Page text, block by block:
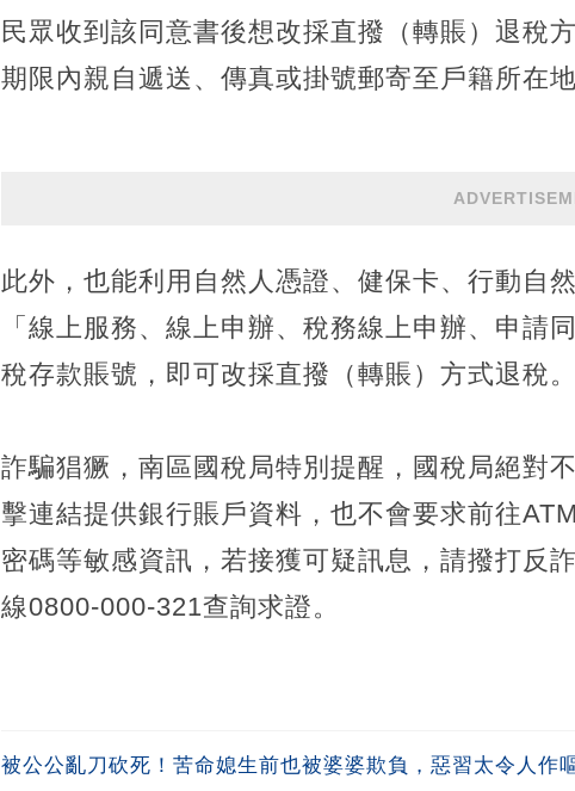
民眾收到該同意書後想改採直撥（轉賬）退稅
期限內親自遞送、傳真或掛號郵寄至戶籍所在地
此外，也能利用自然人憑證、健保卡、行動自
「線上服務、線上申辦、稅務線上申辦、申請
稅存款賬號，即可改採直撥（轉賬）方式退稅。
詐騙猖獗，南區國稅局特別提醒，國稅局絕對
擊連結提供銀行賬戶資料，也不會要求前往
密碼等敏感資訊，若接獲可疑訊息，請撥打反
線0800-000-321查詢求證。
被公公亂刀砍死！苦命媳生前也被婆婆欺負，惡習太令人作